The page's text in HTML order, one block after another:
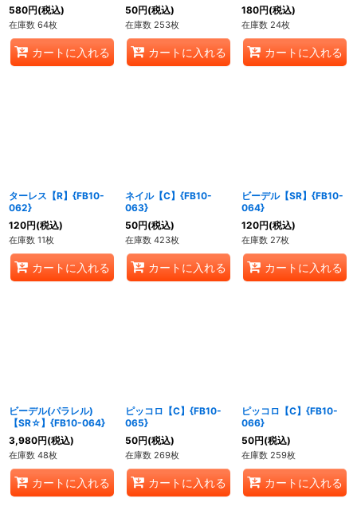
580円(税込)
在庫数 64枚
カートに入れる
50円(税込)
在庫数 253枚
カートに入れる
180円(税込)
在庫数 24枚
カートに入れる
ターレス【R】{FB10-
062}
120円(税込)
在庫数 11枚
カートに入れる
ネイル【C】{FB10-
063}
50円(税込)
在庫数 423枚
カートに入れる
ビーデル【SR】{FB10-
064}
120円(税込)
在庫数 27枚
カートに入れる
ビーデル(パラレル)
【SR☆】{FB10-064}
3,980円(税込)
在庫数 48枚
カートに入れる
ピッコロ【C】{FB10-
065}
50円(税込)
在庫数 269枚
カートに入れる
ピッコロ【C】{FB10-
066}
50円(税込)
在庫数 259枚
カートに入れる